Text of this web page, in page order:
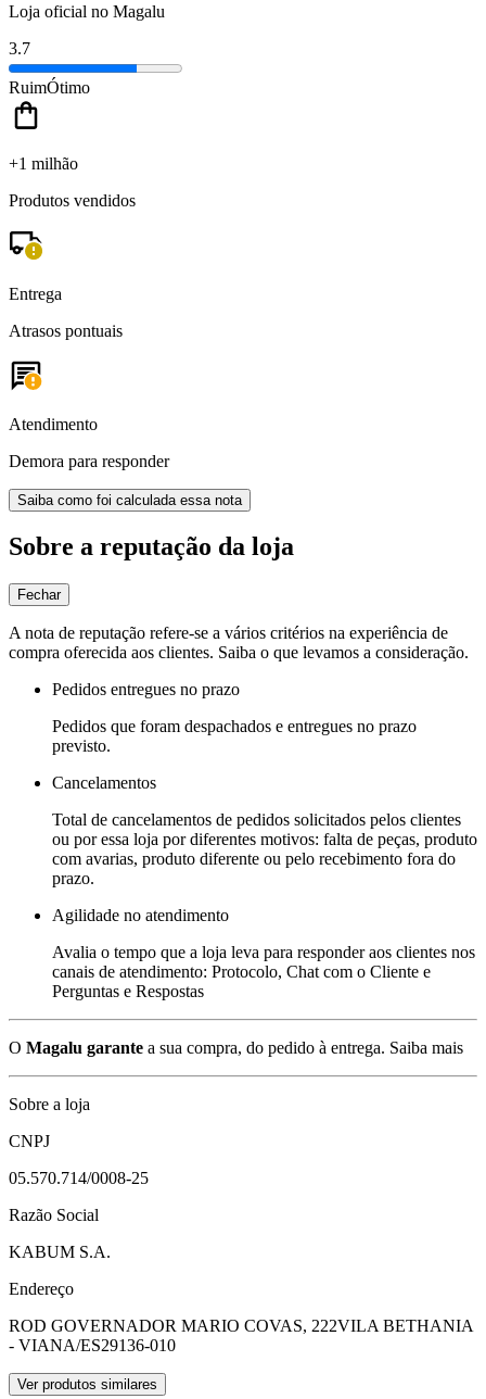
Loja oficial no Magalu
3.7
RuimÓtimo
+1 milhão
Produtos vendidos
Entrega
Atrasos pontuais
Atendimento
Demora para responder
Saiba como foi calculada essa nota
Sobre a reputação da loja
Fechar
A nota de reputação refere-se a vários critérios na experiência de
compra oferecida aos clientes. Saiba o que levamos a consideração.
Pedidos entregues no prazo
Pedidos que foram despachados e entregues no prazo
previsto.
Cancelamentos
Total de cancelamentos de pedidos solicitados pelos clientes
ou por essa loja por diferentes motivos: falta de peças, produto
com avarias, produto diferente ou pelo recebimento fora do
prazo.
Agilidade no atendimento
Avalia o tempo que a loja leva para responder aos clientes nos
canais de atendimento: Protocolo, Chat com o Cliente e
Perguntas e Respostas
O Magalu garante a sua compra, do pedido à entrega. Saiba mais
Sobre a loja
CNPJ
05.570.714/0008-25
Razão Social
KABUM S.A.
Endereço
ROD GOVERNADOR MARIO COVAS, 222VILA BETHANIA
- VIANA/ES29136-010
Ver produtos similares